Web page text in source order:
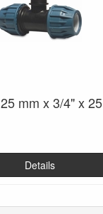
mm x 3/4" x
Details